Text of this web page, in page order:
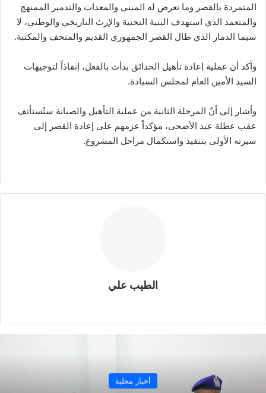
المتمردة بالقصر وما تعرض له المبنى والمعدات والتدمير الممنهج
والمتعمد الذي استهدف البنية التحتية والإرث التاريخي والوطني، لا
سيما الدمار الذي طال القصر الجمهوري القديم والمتحف والمكتبة.
وأكد أن عملية إعادة تأهيل الحدائق بدأت بالفعل، إنفاذاً لتوجيهات
السيد الأمين العام لمجلس السيادة.
وأشار إلى أنّ المرحلة الثانية من عملية التأهيل والصيانة ستُستأتف
عقب عطلة عيد الأضحى، مؤكداً عزمهم على إعادة القصر إلى
سيرته الأولى بتنفيذ واستكمال مراحل المشروع.
الطيب علي
أخبار محلية